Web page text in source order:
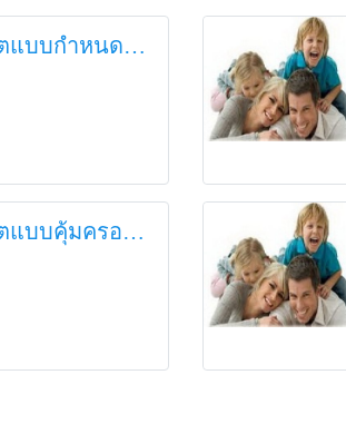
ประกันชีวิตแบบกำหนดระยะเวลา
ประกันชีวิตแบบคุ้มครองตลอดชีพ